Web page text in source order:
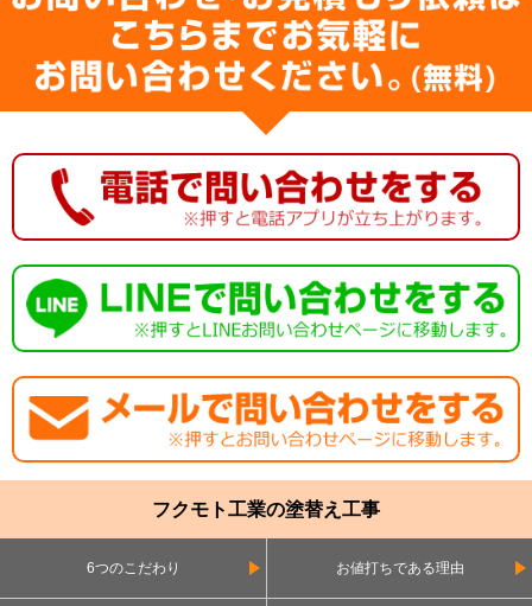
フクモト工業の塗替え工事
6つのこだわり お値打ちである理由